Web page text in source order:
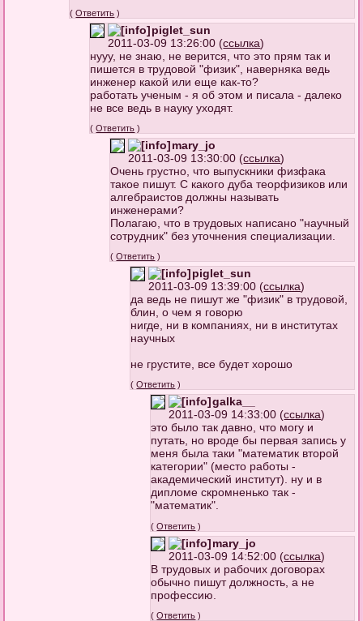
(Ответить )
piglet_sun
2011-03-09 13:26:00 (ссылка)
нууу, не знаю, не верится, что это прям так и
пишется в трудовой "физик", наверняка ведь
инженер какой или еще как-то?
работать ученым - я об этом и писала - далеко
не все ведь в науку уходят.
(Ответить )
mary_jo
2011-03-09 13:30:00 (ссылка)
Очень грустно, что выпускники физфака
такое пишут. С какого дуба теорфизиков или
алгебраистов должны называть
инженерами?
Полагаю, что в трудовых написано "научный
сотрудник" без уточнения специализации.
(Ответить )
piglet_sun
2011-03-09 13:39:00 (ссылка)
да ведь не пишут же "физик" в трудовой,
блин, о чем я говорю
нигде, ни в компаниях, ни в институтах
научных
не грустите, все будет хорошо
(Ответить )
galka__
2011-03-09 14:33:00 (ссылка)
это было так давно, что могу и
путать, но вроде бы первая запись у
меня была таки "математик второй
категории" (место работы -
академический институт). ну и в
дипломе скромненько так -
"математик".
(Ответить )
mary_jo
2011-03-09 14:52:00 (ссылка)
В трудовых и рабочих договорах
обычно пишут должность, а не
профессию.
(Ответить )